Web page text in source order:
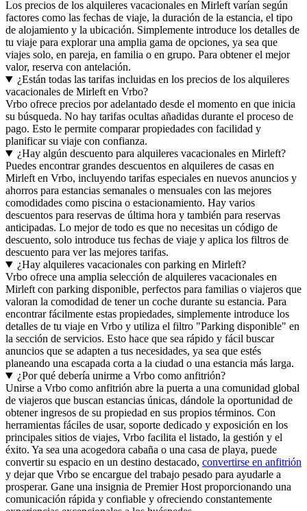
Los precios de los alquileres vacacionales en Mirleft varían según
factores como las fechas de viaje, la duración de la estancia, el tipo
de alojamiento y la ubicación. Simplemente introduce los detalles de
tu viaje para explorar una amplia gama de opciones, ya sea que
viajes solo, en pareja, en familia o en grupo. Para obtener el mejor
valor, reserva con antelación.
¿Están todas las tarifas incluidas en los precios de los alquileres
vacacionales de Mirleft en Vrbo?
Vrbo ofrece precios por adelantado desde el momento en que inicia
su búsqueda. No hay tarifas ocultas añadidas durante el proceso de
pago. Esto le permite comparar propiedades con facilidad y
planificar su viaje con confianza.
¿Hay algún descuento para alquileres vacacionales en Mirleft?
Puedes encontrar grandes descuentos en alquileres de casas en
Mirleft en Vrbo, incluyendo tarifas especiales en nuevos anuncios y
ahorros para estancias semanales o mensuales con las mejores
comodidades como piscina o estacionamiento. Hay varios
descuentos para reservas de última hora y también para reservas
anticipadas. Lo mejor de todo es que no necesitas un código de
descuento, solo introduce tus fechas de viaje y aplica los filtros de
descuento para ver las mejores tarifas.
¿Hay alquileres vacacionales con parking en Mirleft?
Vrbo ofrece una amplia selección de alquileres vacacionales en
Mirleft con parking disponible, perfectos para familias o viajeros que
valoran la comodidad de tener un coche durante su estancia. Para
encontrar fácilmente estas propiedades, simplemente introduce los
detalles de tu viaje en Vrbo y utiliza el filtro "Parking disponible" en
la sección de servicios. Esto hace que sea rápido y fácil buscar
anuncios que se adapten a tus necesidades, ya sea que estés
planeando una escapada corta a la ciudad o una estancia más larga.
¿Por qué debería unirme a Vrbo como anfitrión?
Unirse a Vrbo como anfitrión abre la puerta a una comunidad global
de viajeros que buscan estancias únicas, dándole la oportunidad de
obtener ingresos de su propiedad en sus propios términos. Con
herramientas fáciles de usar, soporte dedicado y exposición en los
principales sitios de viajes, Vrbo facilita el listado, la gestión y el
éxito. Ya sea una acogedora cabaña o una casa de playa, puede
convertir su espacio en un destino destacado, convertirse en anfitrión
y dejar que Vrbo se encargue del trabajo pesado para ayudarle a
prosperar. Gane una insignia de Premier Host proporcionando una
comunicación rápida y confiable y ofreciendo constantemente